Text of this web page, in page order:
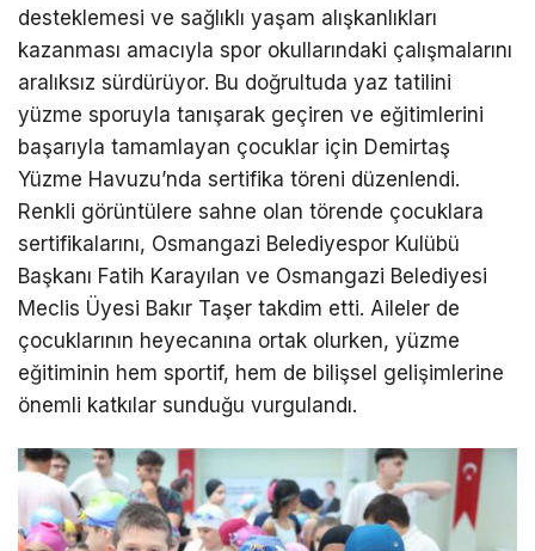
desteklemesi ve sağlıklı yaşam alışkanlıkları
kazanması amacıyla spor okullarındaki çalışmalarını
aralıksız sürdürüyor. Bu doğrultuda yaz tatilini
yüzme sporuyla tanışarak geçiren ve eğitimlerini
başarıyla tamamlayan çocuklar için Demirtaş
Yüzme Havuzu’nda sertifika töreni düzenlendi.
Renkli görüntülere sahne olan törende çocuklara
sertifikalarını, Osmangazi Belediyespor Kulübü
Başkanı Fatih Karayılan ve Osmangazi Belediyesi
Meclis Üyesi Bakır Taşer takdim etti. Aileler de
çocuklarının heyecanına ortak olurken, yüzme
eğitiminin hem sportif, hem de bilişsel gelişimlerine
önemli katkılar sunduğu vurgulandı.